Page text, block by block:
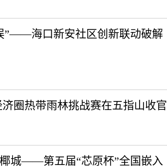
”——海口新安社区创新联动破解
圈热带雨林挑战赛在五指山收官
城——第五届“芯原杯”全国嵌入